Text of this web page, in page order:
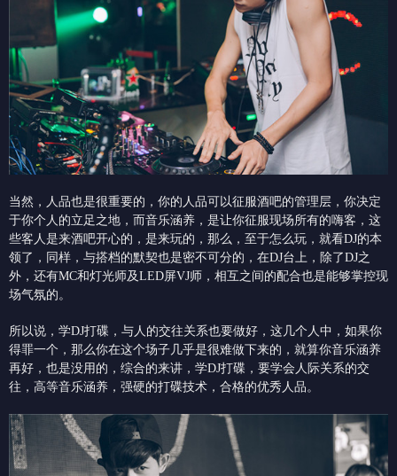
当然，人品也是很重要的，你的人品可以征服酒吧的管理层，你决定
于你个人的立足之地，而音乐涵养，是让你征服现场所有的嗨客，这
些客人是来酒吧开心的，是来玩的，那么，至于怎么玩，就看DJ的本
领了，同样，与搭档的默契也是密不可分的，在DJ台上，除了DJ之
外，还有MC和灯光师及LED屏VJ师，相互之间的配合也是能够掌控现
场气氛的。
所以说，学DJ打碟，与人的交往关系也要做好，这几个人中，如果你
得罪一个，那么你在这个场子几乎是很难做下来的，就算你音乐涵养
再好，也是没用的，综合的来讲，学DJ打碟，要学会人际关系的交
往，高等音乐涵养，强硬的打碟技术，合格的优秀人品。